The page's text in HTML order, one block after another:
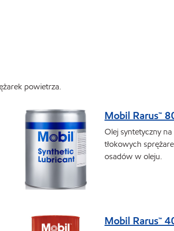
powietrza.
Mobil Rarus™
Olej syntetyczny
tłokowych
osadów w oleju.
Mobil Rarus™